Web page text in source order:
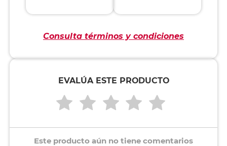
Consulta términos y condiciones
EVALÚA ESTE PRODUCTO
Este producto aún no tiene comentarios